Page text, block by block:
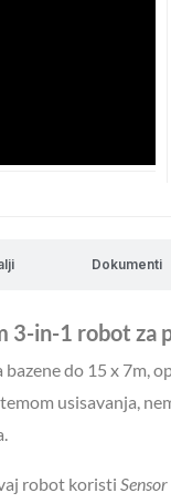
Dokumenti
3-in-1 robot za
do 15 x 7m,
usisavanja,
robot koristi